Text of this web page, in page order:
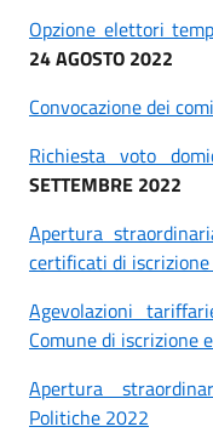
Opzione elettori
24 AGOSTO 2022
Convocazione dei
Richiesta voto
SETTEMBRE 2022
Apertura
certificati di
Agevolazioni
Comune di iscrizione
Apertura
Politiche 2022